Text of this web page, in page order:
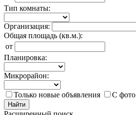
Тип комнаты:
Организация:
Общая площадь (кв.м.):
от
Планировка:
Микрорайон:
Только новые объявления С фото
Найти